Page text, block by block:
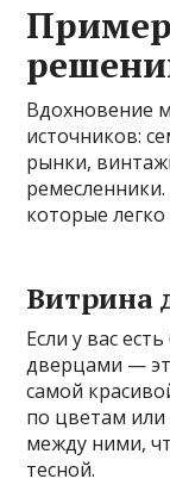
Вдохновение
источников:
рынки,
которые
Витрина
Если у вас
дверцами —
самой
по цветам или
между ними,
тесной.